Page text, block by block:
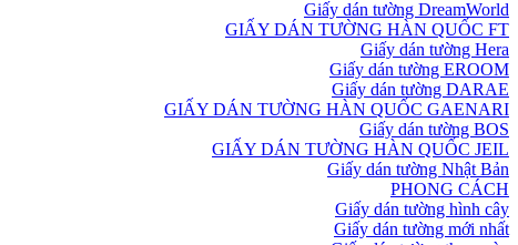
Giấy dán tường DreamWorld
GIẤY DÁN TƯỜNG HÀN QUỐC FT
Giấy dán tường Hera
Giấy dán tường EROOM
Giấy dán tường DARAE
GIẤY DÁN TƯỜNG HÀN QUỐC GAENARI
Giấy dán tường BOS
GIẤY DÁN TƯỜNG HÀN QUỐC JEIL
Giấy dán tường Nhật Bản
PHONG CÁCH
Giấy dán tường hình cây
Giấy dán tường mới nhất